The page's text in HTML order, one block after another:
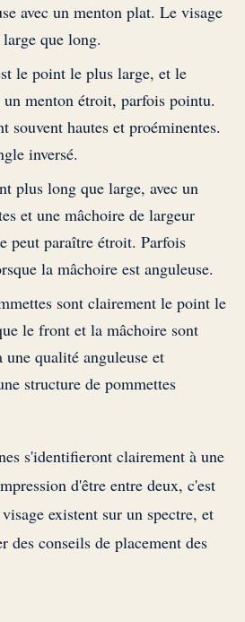
avec un menton plat. Le visage
que long.
le point le plus large, et le
un menton étroit, parfois pointu.
souvent hautes et proéminentes.
inversé.
plus long que large, avec un
et une mâchoire de largeur
peut paraître étroit. Parfois
la mâchoire est anguleuse.
sont clairement le point le
le front et la mâchoire sont
qualité anguleuse et
structure de pommettes
s'identifieront clairement à une
d'être entre deux, c'est
existent sur un spectre, et
des conseils de placement des